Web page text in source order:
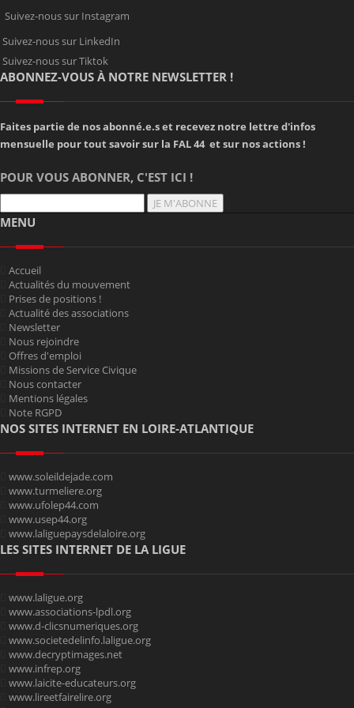
Suivez-nous sur Instagram
Suivez-nous sur LinkedIn
Suivez-nous sur Tiktok
ABONNEZ-VOUS À NOTRE NEWSLETTER !
Faites partie de nos abonné.e.s et recevez notre lettre d'infos
mensuelle pour tout savoir sur la FAL 44 et sur nos actions !
POUR VOUS ABONNER, C'EST ICI !
JE M'ABONNE
MENU
Accueil
Actualités du mouvement
Prises de positions !
Actualité des associations
Newsletter
Nous rejoindre
Offres d'emploi
Missions de Service Civique
Nous contacter
Mentions légales
Note RGPD
NOS SITES INTERNET EN LOIRE-ATLANTIQUE
www.soleildejade.com
www.turmeliere.org
www.ufolep44.com
www.usep44.org
www.laliguepaysdelaloire.org
LES SITES INTERNET DE LA LIGUE
www.laligue.org
www.associations-lpdl.org
www.d-clicsnumeriques.org
www.societedelinfo.laligue.org
www.decryptimages.net
www.infrep.org
www.laicite-educateurs.org
www.lireetfairelire.org